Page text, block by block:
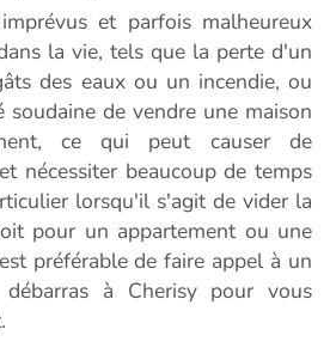
et parfois malheureux
la vie, tels que la perte d'un
des eaux ou un incendie, ou
soudaine de vendre une maison
ce qui peut causer de
nécessiter beaucoup de temps
lorsqu'il s'agit de vider la
pour un appartement ou une
préférable de faire appel à un
à Cherisy pour vous